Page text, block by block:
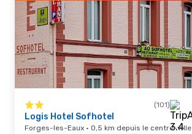
(101)
Logis Hotel Sofhotel
Forges-les-Eaux · 0,5 km depuis le centre-ville